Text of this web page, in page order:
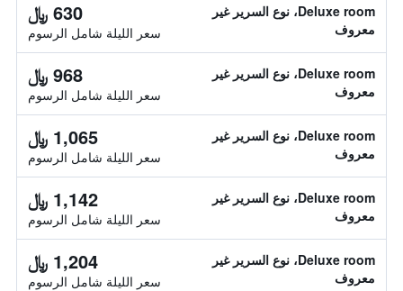
Deluxe room، نوع السرير غير
معروف
630 ﷼
سعر الليلة شامل الرسوم
Deluxe room، نوع السرير غير
معروف
968 ﷼
سعر الليلة شامل الرسوم
Deluxe room، نوع السرير غير
معروف
1,065 ﷼
سعر الليلة شامل الرسوم
Deluxe room، نوع السرير غير
معروف
1,142 ﷼
سعر الليلة شامل الرسوم
Deluxe room، نوع السرير غير
معروف
1,204 ﷼
سعر الليلة شامل الرسوم